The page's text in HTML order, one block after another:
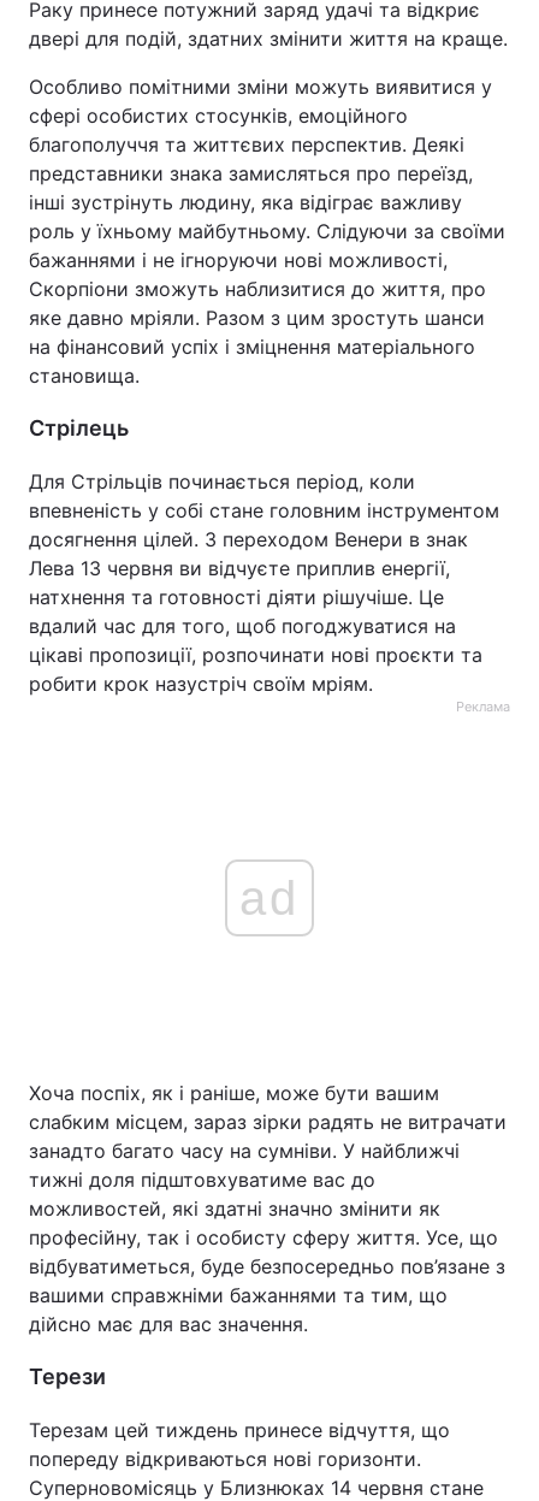
Раку принесе потужний заряд удачі та відкриє
двері для подій, здатних змінити життя на краще.
Особливо помітними зміни можуть виявитися у
сфері особистих стосунків, емоційного
благополуччя та життєвих перспектив. Деякі
представники знака замисляться про переїзд,
інші зустрінуть людину, яка відіграє важливу
роль у їхньому майбутньому. Слідуючи за своїми
бажаннями і не ігноруючи нові можливості,
Скорпіони зможуть наблизитися до життя, про
яке давно мріяли. Разом з цим зростуть шанси
на фінансовий успіх і зміцнення матеріального
становища.
Стрілець
Для Стрільців починається період, коли
впевненість у собі стане головним інструментом
досягнення цілей. З переходом Венери в знак
Лева 13 червня ви відчуєте приплив енергії,
натхнення та готовності діяти рішучіше. Це
вдалий час для того, щоб погоджуватися на
цікаві пропозиції, розпочинати нові проєкти та
робити крок назустріч своїм мріям.
Реклама
ad
Хоча поспіх, як і раніше, може бути вашим
слабким місцем, зараз зірки радять не витрачати
занадто багато часу на сумніви. У найближчі
тижні доля підштовхуватиме вас до
можливостей, які здатні значно змінити як
професійну, так і особисту сферу життя. Усе, що
відбуватиметься, буде безпосередньо пов’язане з
вашими справжніми бажаннями та тим, що
дійсно має для вас значення.
Терези
Терезам цей тиждень принесе відчуття, що
попереду відкриваються нові горизонти.
Суперновомісяць у Близнюках 14 червня стане